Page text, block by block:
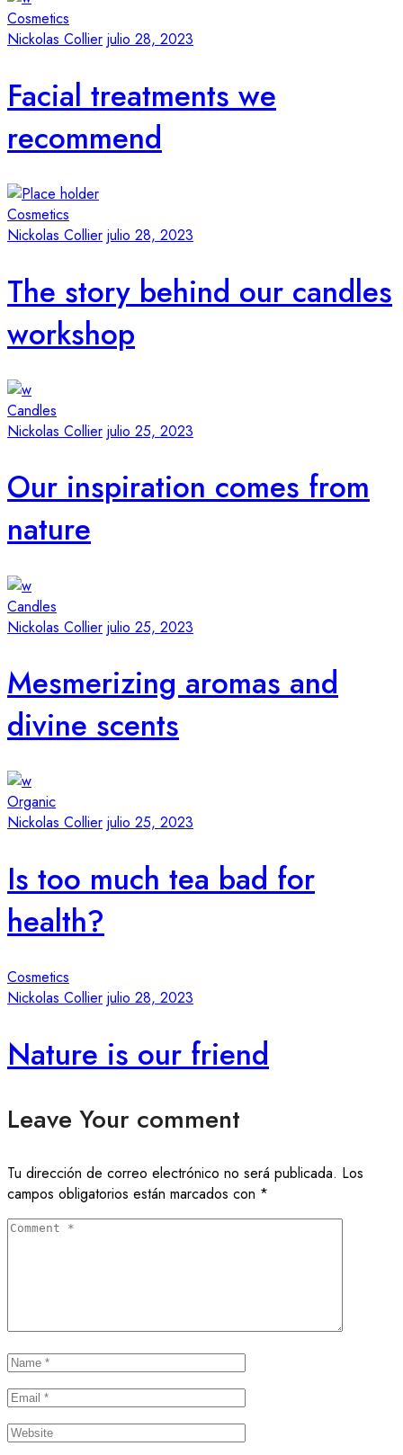
Cosmetics
Nickolas Collier julio 28, 2023
Facial treatments we
recommend
Cosmetics
Nickolas Collier julio 28, 2023
The story behind our candles
workshop
Candles
Nickolas Collier julio 25, 2023
Our inspiration comes from
nature
Candles
Nickolas Collier julio 25, 2023
Mesmerizing aromas and
divine scents
Organic
Nickolas Collier julio 25, 2023
Is too much tea bad for
health?
Cosmetics
Nickolas Collier julio 28, 2023
Nature is our friend
Leave Your comment
Tu dirección de correo electrónico no será publicada. Los
campos obligatorios están marcados con *